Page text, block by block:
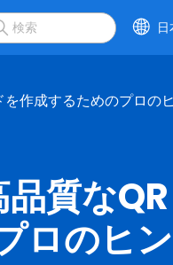
作成するためのプロの
質な
ロのヒ